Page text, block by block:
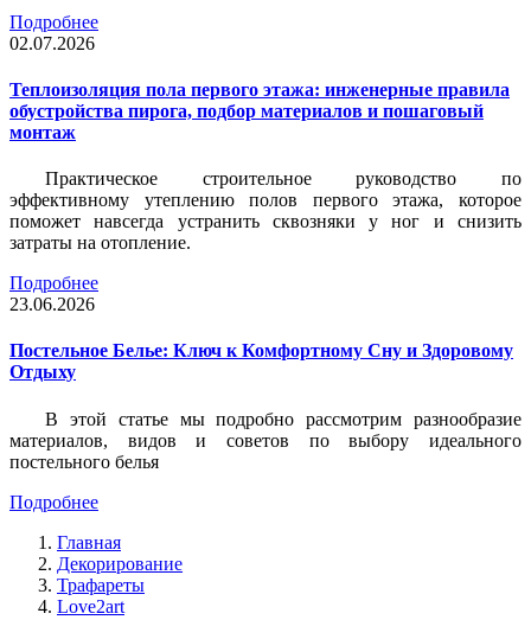
Подробнее
02.07.2026
Теплоизоляция пола первого этажа: инженерные правила
обустройства пирога, подбор материалов и пошаговый
монтаж
Практическое строительное руководство по
эффективному утеплению полов первого этажа, которое
поможет навсегда устранить сквозняки у ног и снизить
затраты на отопление.
Подробнее
23.06.2026
Постельное Белье: Ключ к Комфортному Сну и Здоровому
Отдыху
В этой статье мы подробно рассмотрим разнообразие
материалов, видов и советов по выбору идеального
постельного белья
Подробнее
Главная
Декорирование
Трафареты
Love2art